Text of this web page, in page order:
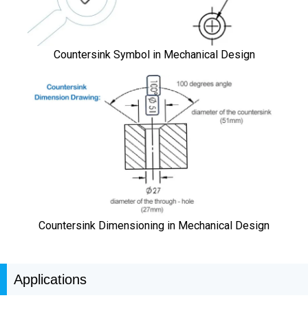
Countersink Symbol in Mechanical Design
Countersink Dimensioning in Mechanical Design
Applications